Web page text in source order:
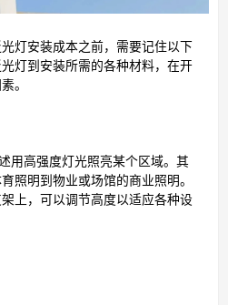
灯安装成本之前，需要记住以下
灯到安装所需的各种材料，在开
。
用高强度灯光照亮某个区域。其
照明到物业或场馆的商业照明。
上，可以调节高度以适应各种设